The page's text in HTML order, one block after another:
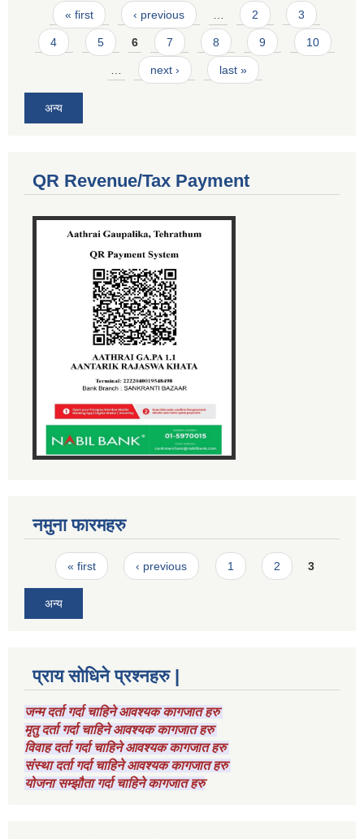
Pages
« first ‹ previous … 2 3
4 5 6 7 8 9 10
… next › last »
अन्य
QR Revenue/Tax Payment
नमुना फारमहरु
Pages
« first ‹ previous 1 2 3
अन्य
प्राय सोधिने प्रश्नहरु |
जन्म दर्ता गर्दा चाहिने आवश्यक कागजात हरु
मृतु दर्ता गर्दा चाहिने आवश्यक कागजात हरु
विवाह दर्ता गर्दा चाहिने आवश्यक कागजात हरु
संस्था दर्ता गर्दा चाहिने आवश्यक कागजात हरु
योजना सम्झौता गर्दा चाहिने कागजात हरु